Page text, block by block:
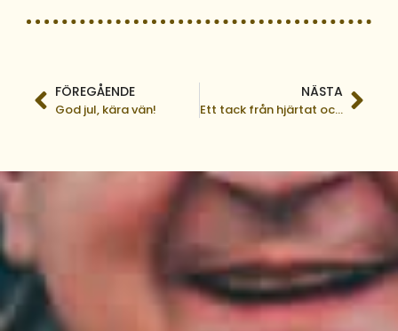
FÖREGÅENDE
God jul, kära vän!
NÄSTA
Ett tack från hjärtat och en önskan om en välsignad jul